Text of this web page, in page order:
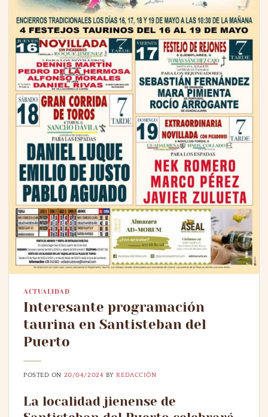
ACTUALIDAD
Interesante programación
taurina en Santisteban del
Puerto
POSTED ON 20/04/2024 BYREDACCIÓN
La localidad jienense de